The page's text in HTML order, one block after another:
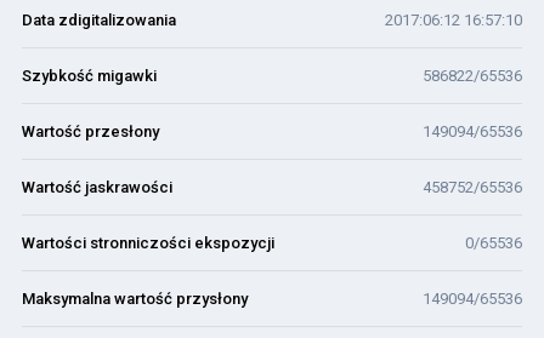
Data zdigitalizowania 2017:06:12 16:57:10
Szybkość migawki 586822/65536
Wartość przesłony 149094/65536
Wartość jaskrawości 458752/65536
Wartości stronniczości ekspozycji 0/65536
Maksymalna wartość przysłony 149094/65536